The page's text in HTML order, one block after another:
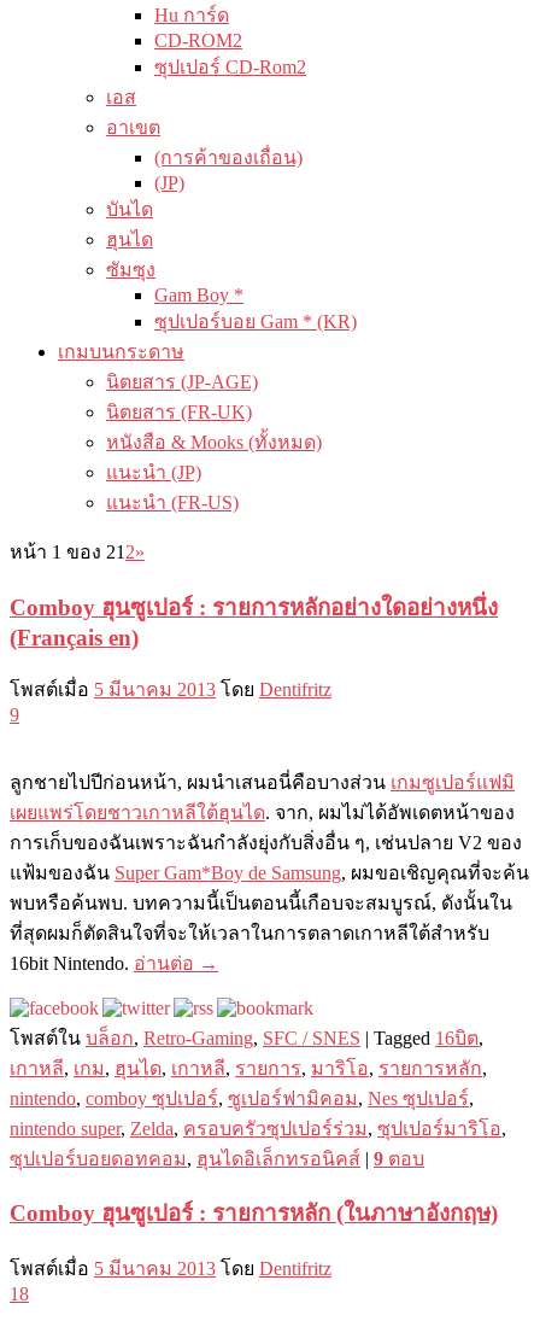
Hu การ์ด
CD-ROM2
ซุปเปอร์ CD-Rom2
เอส
อาเขต
(การค้าของเถื่อน)
(JP)
บันได
ฮุนได
ซัมซุง
Gam Boy *
ซุปเปอร์บอย Gam * (KR)
เกมบนกระดาษ
นิตยสาร (JP-AGE)
นิตยสาร (FR-UK)
หนังสือ & Mooks (ทั้งหมด)
แนะนำ (JP)
แนะนำ (FR-US)
หน้า 1 ของ 21 2»
Comboy ฮุนซูเปอร์ : รายการหลักอย่างใดอย่างหนึ่ง
(Français en)
โพสต์เมื่อ 5 มีนาคม 2013 โดย Dentifritz
9
ลูกชายไปปีก่อนหน้า, ผมนำเสนอนี่คือบางส่วน เกมซูเปอร์แฟมิ
เผยแพร่โดยชาวเกาหลีใต้ฮุนได. จาก, ผมไม่ได้อัพเดตหน้าของ
การเก็บของฉันเพราะฉันกำลังยุ่งกับสิ่งอื่น ๆ, เช่นปลาย V2 ของ
แฟ้มของฉัน Super Gam*Boy de Samsung, ผมขอเชิญคุณที่จะค้น
พบหรือค้นพบ. บทความนี้เป็นตอนนี้เกือบจะสมบูรณ์, ดังนั้นใน
ที่สุดผมก็ตัดสินใจที่จะให้เวลาในการตลาดเกาหลีใต้สำหรับ
16bit Nintendo. อ่านต่อ →
โพสต์ใน บล็อก, Retro-Gaming, SFC / SNES | Tagged 16บิต,
เกาหลี, เกม, ฮุนได, เกาหลี, รายการ, มาริโอ, รายการหลัก,
nintendo, comboy ซุปเปอร์, ซูเปอร์ฟามิคอม, Nes ซุปเปอร์,
nintendo super, Zelda, ครอบครัวซุปเปอร์ร่วม, ซุปเปอร์มาริโอ,
ซุปเปอร์บอยดอทคอม, ฮุนไดอิเล็กทรอนิคส์ | 9 ตอบ
Comboy ฮุนซูเปอร์ : รายการหลัก (ในภาษาอังกฤษ)
โพสต์เมื่อ 5 มีนาคม 2013 โดย Dentifritz
18